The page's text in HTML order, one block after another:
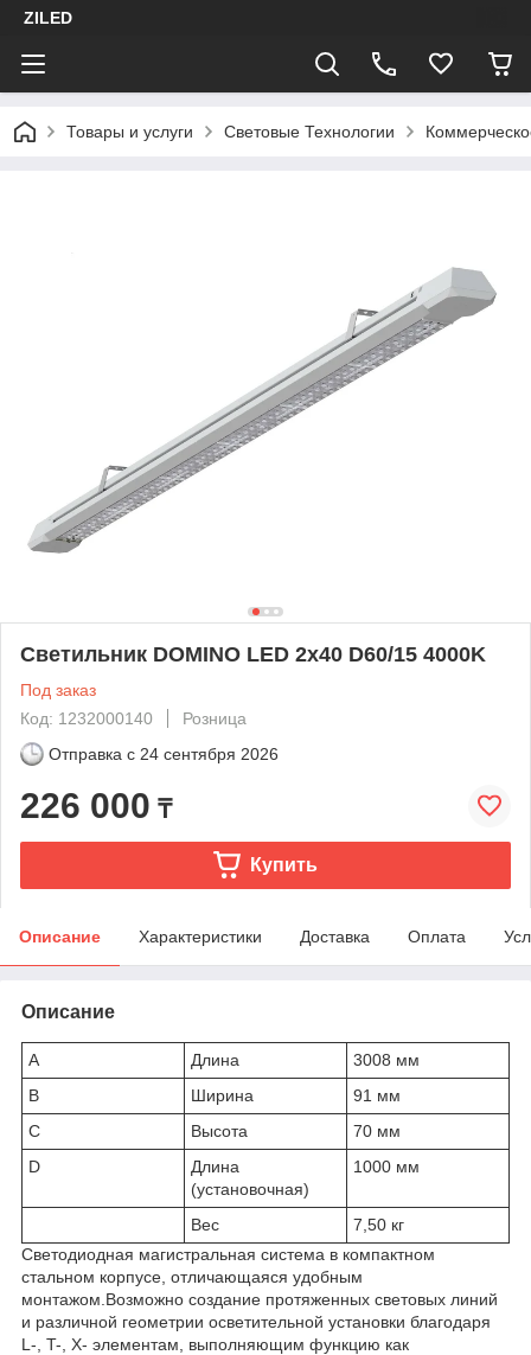
ZILED
Товары и услуги Световые Технологии
Светильник DOMINO LED 2x40 D60/15 4000K
Под заказ
Код: 1232000140
Розница
Отправка с 24 сентября 2026
226 000 ₸
Купить
Описание Характеристики Доставка Оплата
Описание
A Длина
3008 мм
B
Ширина
91 мм
C
Высота
70 мм
D
Длина
(установочная)
1000 мм
Вес
7,50 кг
Светодиодная магистральная система в компактном
стальном корпусе, отличающаяся удобным
монтажом.Возможно создание протяженных световых линий
и различной геометрии осветительной установки благодаря
L-, T-, X- элементам, выполняющим функцию как